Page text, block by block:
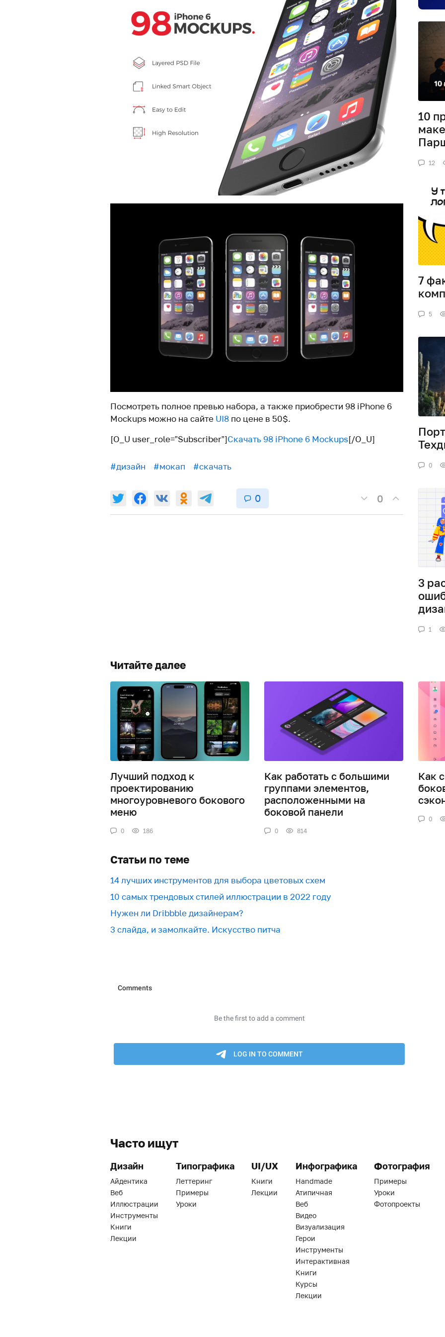
Посмотреть полное превью набора, а также приобрести 98 iPhone 6
Mockups можно на сайте UI8 по цене в 50$.
[O_U user_role=”Subscriber”]Скачать 98 iPhone 6 Mockups[/O_U]
#дизайн #мокап #скачать
0 0
10
12
7
5
0
3
1
Читайте далее
Лучший подход к
проектированию
многоуровневого бокового
меню
0 186
Как работать с большими
группами элементов,
расположенными на
боковой панели
0 814
Как
0
Статьи по теме
​​14 лучших инструментов для выбора цветовых схем
10 самых трендовых стилей иллюстрации в 2022 году
Нужен ли Dribbble дизайнерам?
3 слайда, и замолкайте. Искусство питча
Часто ищут
Дизайн
Айдентика
Веб
Иллюстрации
Инструменты
Книги
Лекции
Типографика
Леттеринг
Примеры
Уроки
UI/UX
Книги
Лекции
Инфографика
Handmade
Атипичная
Веб
Видео
Визуализация
Герои
Инструменты
Интерактивная
Книги
Курсы
Лекции
Фотография
Примеры
Уроки
Фотопроекты